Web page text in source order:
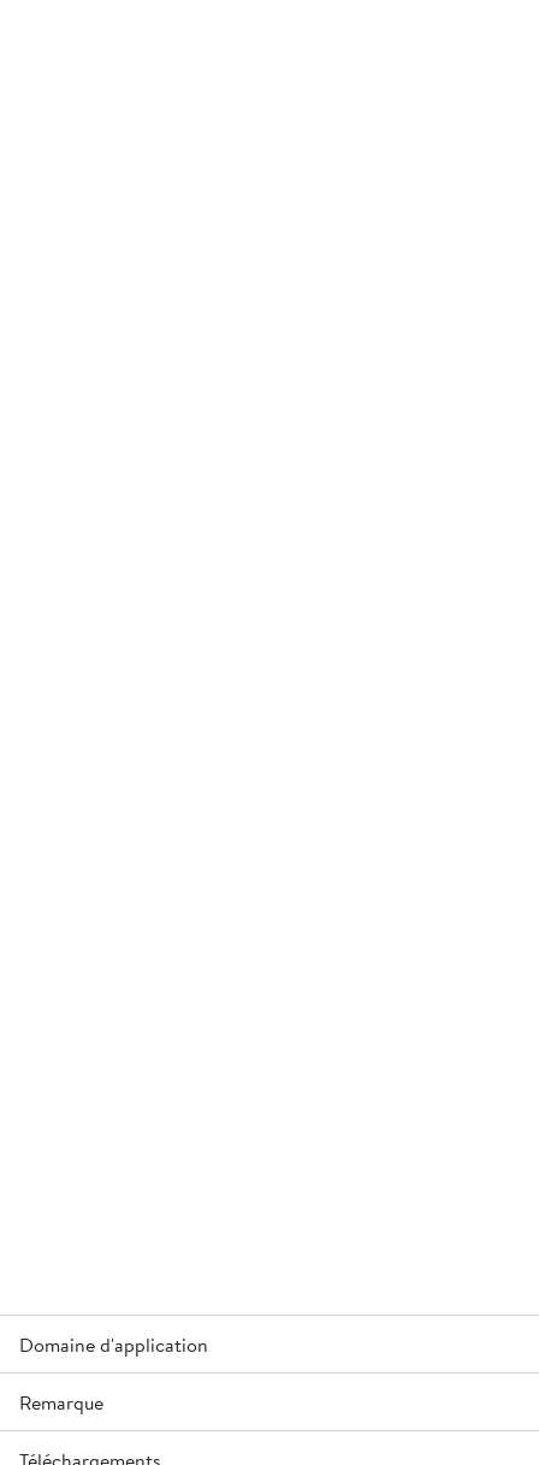
Domaine d'application
Pour installation de parois coulée en place (puits, etc.).
Remarque